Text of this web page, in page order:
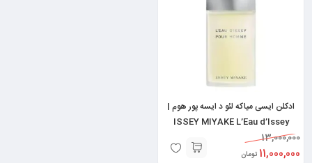
ادکلن ایسی میاکه لئو د ایسه پور هوم |
ISSEY MIYAKE L’Eau d’Issey
Pour Homme 13,000,000
11,000,000 تومان